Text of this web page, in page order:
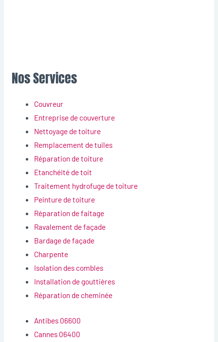
Nos Services
Couvreur
Entreprise de couverture
Nettoyage de toiture
Remplacement de tuiles
Réparation de toiture
Etanchéité de toit
Traitement hydrofuge de toiture
Peinture de toiture
Réparation de faitage
Ravalement de façade
Bardage de façade
Charpente
Isolation des combles
Installation de gouttières
Réparation de cheminée
Antibes 06600
Cannes 06400